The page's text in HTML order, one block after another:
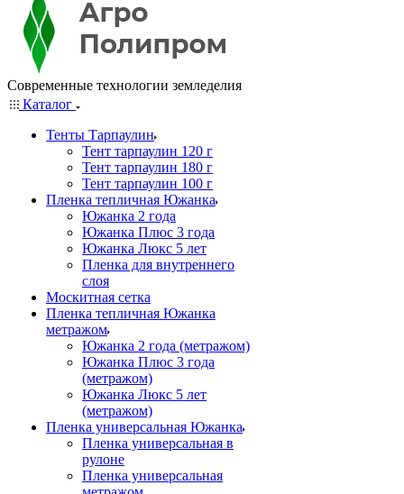
Современные технологии земледелия
Каталог
Тенты Тарпаулин
Тент тарпаулин 120 г
Тент тарпаулин 180 г
Тент тарпаулин 100 г
Пленка тепличная Южанка
Южанка 2 года
Южанка Плюс 3 года
Южанка Люкс 5 лет
Пленка для внутреннего
слоя
Москитная сетка
Пленка тепличная Южанка
метражом
Южанка 2 года (метражом)
Южанка Плюс 3 года
(метражом)
Южанка Люкс 5 лет
(метражом)
Пленка универсальная Южанка
Пленка универсальная в
рулоне
Пленка универсальная